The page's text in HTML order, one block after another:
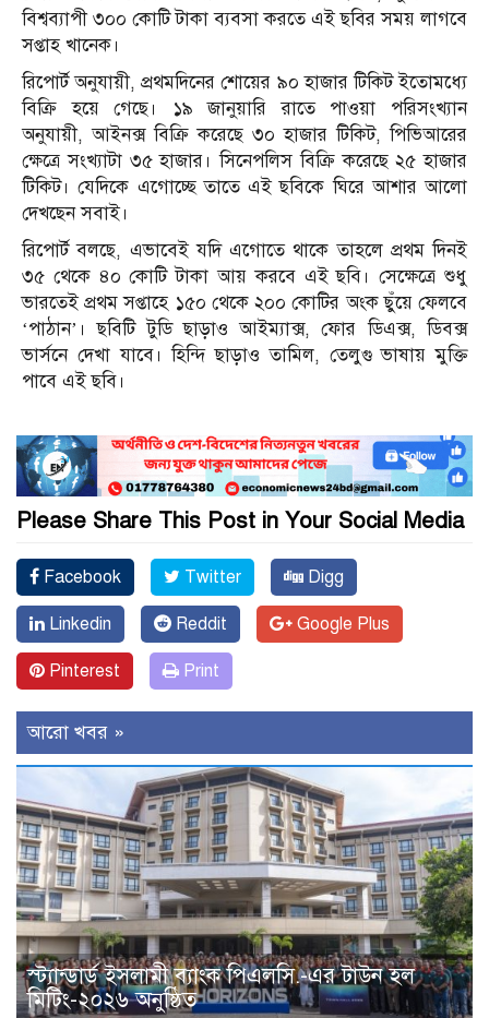
বিশ্বব্যাপী ৩০০ কোটি টাকা ব্যবসা করতে এই ছবির সময় লাগবে
সপ্তাহ খানেক।
রিপোর্ট অনুযায়ী, প্রথমদিনের শোয়ের ৯০ হাজার টিকিট ইতোমধ্যে
বিক্রি হয়ে গেছে। ১৯ জানুয়ারি রাতে পাওয়া পরিসংখ্যান
অনুযায়ী, আইনক্স বিক্রি করেছে ৩০ হাজার টিকিট, পিভিআরের
ক্ষেত্রে সংখ্যাটা ৩৫ হাজার। সিনেপলিস বিক্রি করেছে ২৫ হাজার
টিকিট। যেদিকে এগোচ্ছে তাতে এই ছবিকে ঘিরে আশার আলো
দেখছেন সবাই।
রিপোর্ট বলছে, এভাবেই যদি এগোতে থাকে তাহলে প্রথম দিনই
৩৫ থেকে ৪০ কোটি টাকা আয় করবে এই ছবি। সেক্ষেত্রে শুধু
ভারতেই প্রথম সপ্তাহে ১৫০ থেকে ২০০ কোটির অংক ছুঁয়ে ফেলবে
‘পাঠান’। ছবিটি টুডি ছাড়াও আইম্যাক্স, ফোর ডিএক্স, ডিবক্স
ভার্সনে দেখা যাবে। হিন্দি ছাড়াও তামিল, তেলুগু ভাষায় মুক্তি
পাবে এই ছবি।
Please Share This Post in Your Social Media
Facebook Twitter Digg
Linkedin Reddit Google Plus
Pinterest Print
আরো খবর »
স্ট্যান্ডার্ড ইসলামী ব্যাংক পিএলসি.-এর টাউন হল
মিটিং-২০২৬ অনুষ্ঠিত